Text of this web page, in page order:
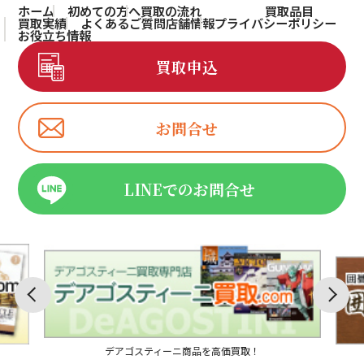
ホーム 初めての方へ買取の流れ 買取品目
買取実績 よくあるご質問店舗情報プライバシーポリシー
お役立ち情報
買取申込
お問合せ
LINEでのお問合せ
デアゴスティーニ商品を高価買取！